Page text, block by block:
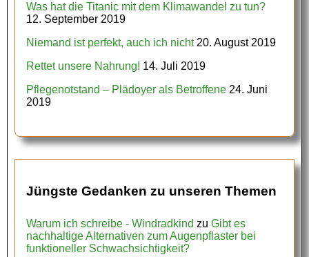
Was hat die Titanic mit dem Klimawandel zu tun?
12. September 2019
Niemand ist perfekt, auch ich nicht 20. August 2019
Rettet unsere Nahrung! 14. Juli 2019
Pflegenotstand – Plädoyer als Betroffene 24. Juni
2019
Jüngste Gedanken zu unseren Themen
Warum ich schreibe - Windradkind zu Gibt es
nachhaltige Alternativen zum Augenpflaster bei
funktioneller Schwachsichtigkeit?